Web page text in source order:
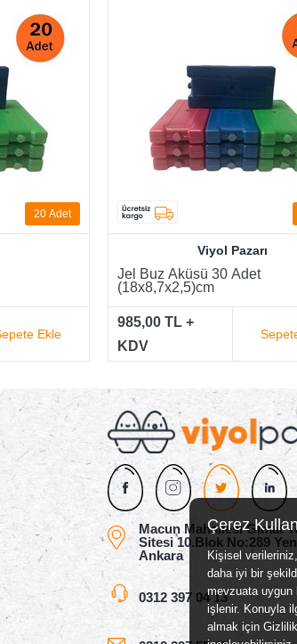
Çerez
Kişisel
daha iyi bir
mevzuata uygun
işlenir. Konuyla
almak için
30 Adet
Ekle
Viyol Pazarı
Jel Buz Aküsü 70 Adet
(18x8,7x2,5)cm
1.420,00 TL +
KDV
Macun Mahallesi Gimat
Sitesi 10.Blok No:289
Ankara
0312 397 04 13